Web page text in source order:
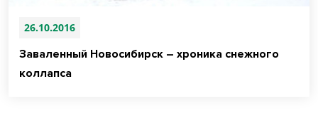
26.10.2016
Заваленный Новосибирск – хроника снежного
коллапса